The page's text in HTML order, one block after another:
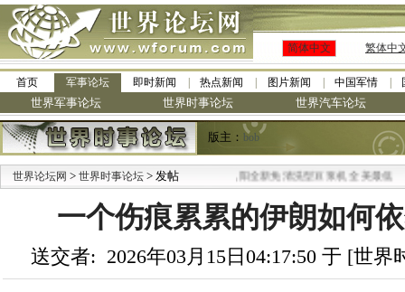
简体中文 繁体中
首页 军事论坛 即时新闻 热点新闻 图片新闻 中国军情
世界军事论坛 世界时事论坛 世界汽车论坛
版主： bob
世界论坛网 > 世界时事论坛 > 发帖
·九阳全新免清洗型豆浆机 全美最低
一个伤痕累累的伊朗如何
送交者: 2026年03月15日04:17:50 于 [世